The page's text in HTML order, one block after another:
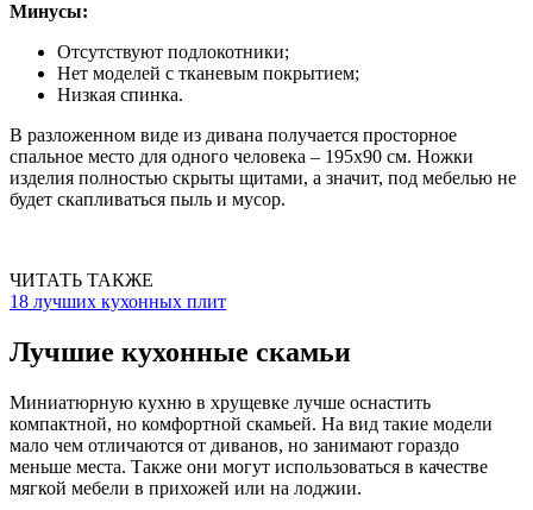
Минусы:
Отсутствуют подлокотники;
Нет моделей с тканевым покрытием;
Низкая спинка.
В разложенном виде из дивана получается просторное
спальное место для одного человека – 195х90 см. Ножки
изделия полностью скрыты щитами, а значит, под мебелью не
будет скапливаться пыль и мусор.
ЧИТАТЬ ТАКЖЕ
18 лучших кухонных плит
Лучшие кухонные скамьи
Миниатюрную кухню в хрущевке лучше оснастить
компактной, но комфортной скамьей. На вид такие модели
мало чем отличаются от диванов, но занимают гораздо
меньше места. Также они могут использоваться в качестве
мягкой мебели в прихожей или на лоджии.